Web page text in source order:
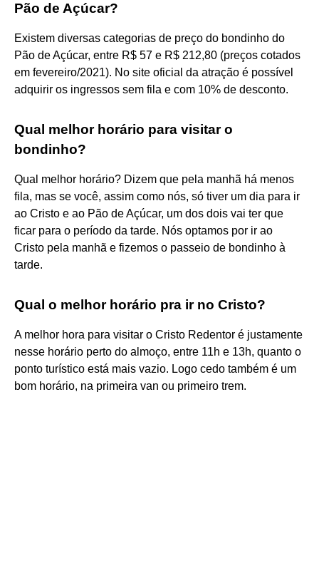
Pão de Açúcar?
Existem diversas categorias de preço do bondinho do
Pão de Açúcar, entre R$ 57 e R$ 212,80 (preços cotados
em fevereiro/2021). No site oficial da atração é possível
adquirir os ingressos sem fila e com 10% de desconto.
Qual melhor horário para visitar o
bondinho?
Qual melhor horário? Dizem que pela manhã há menos
fila, mas se você, assim como nós, só tiver um dia para ir
ao Cristo e ao Pão de Açúcar, um dos dois vai ter que
ficar para o período da tarde. Nós optamos por ir ao
Cristo pela manhã e fizemos o passeio de bondinho à
tarde.
Qual o melhor horário pra ir no Cristo?
A melhor hora para visitar o Cristo Redentor é justamente
nesse horário perto do almoço, entre 11h e 13h, quanto o
ponto turístico está mais vazio. Logo cedo também é um
bom horário, na primeira van ou primeiro trem.